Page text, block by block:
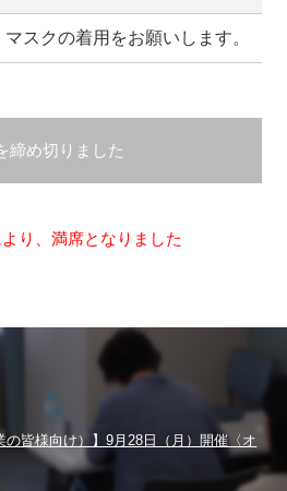
スクの着用をお願いします。
締め切りました
り、満席となりました
の皆様向け）】9月28日（月）開催〈オ